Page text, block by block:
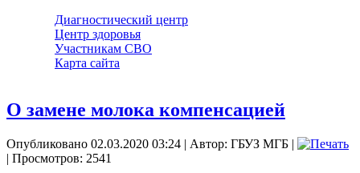
Диагностический центр
Центр здоровья
Участникам СВО
Карта сайта
О замене молока компенсацией
Опубликовано 02.03.2020 03:24 | Автор: ГБУЗ МГБ |
| Просмотров: 2541